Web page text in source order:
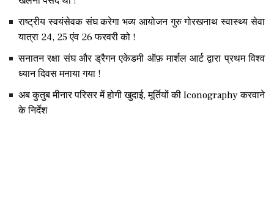
राष्ट्रीय स्वयंसेवक संघ करेगा भव्य आयोजन गुरु गोरखनाथ स्वास्थ्य सेवा
यात्रा 24, 25 एंव 26 फरवरी को !
सनातन रक्षा संघ और ड्रैगन एकेडमी ऑफ़ मार्शल आर्ट द्वारा प्रथम विश्व
ध्यान दिवस मनाया गया !
अब कुतुब मीनार परिसर में होगी खुदाई, मूर्तियों की Iconography करवाने
के निर्देश